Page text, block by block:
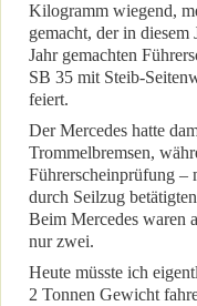
Kilogramm wiegend,
gemacht, der in
Jahr gemachten
SB 35 mit Steib-
feiert.
Der Mercedes hatte
Trommelbremsen,
Führerscheinprüfung –
durch Seilzug
Beim Mercedes waren
nur zwei.
Heute müsste ich
2 Tonnen Gewicht